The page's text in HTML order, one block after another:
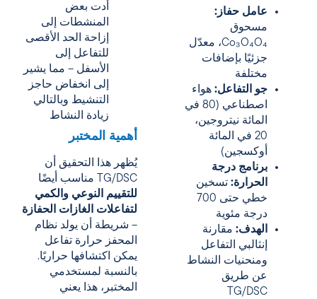
عامل حفاز:
مسحوق
Co₃O₄O₄، معدّل
جزئيًا بإضافات
مختلفة
جو التفاعل: هواء
اصطناعي (80 في
المائة نيتروجين،
20 في المائة
أوكسجين)
برنامج درجة
الحرارة: تسخين
خطي حتى 700
درجة مئوية
الهدف: مقارنة
إنثالبي التفاعل
ومنحنيات النشاط
عن طريق
TG/DSC
أدت بعض
المنشطات إلى
إزاحة الحد الأقصى
للتفاعل إلى
الأسفل – مما يشير
إلى انخفاض حاجز
التنشيط وبالتالي
زيادة النشاط
أهمية المختبر
يُظهر هذا التحقيق أن
TG/DSC مناسب أيضًا
للتقييم النوعي والكمي
لتفاعلات الغازات الحفازة
– شريطة أن يولد نظام
المحفز حرارة تفاعل
يمكن اكتشافها حراريًا.
بالنسبة لمستخدمي
المختبر، هذا يعني